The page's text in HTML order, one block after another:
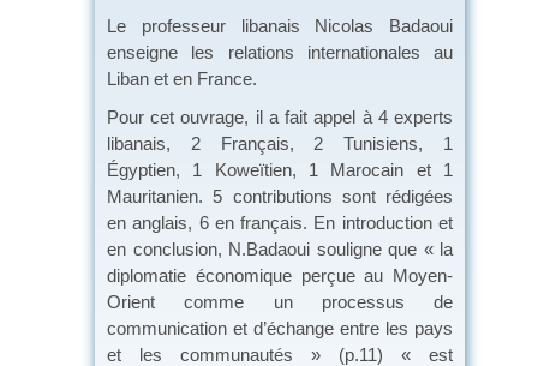
Le professeur libanais Nicolas Badaoui
enseigne les relations internationales au
Liban et en France.
Pour cet ouvrage, il a fait appel à 4 experts
libanais, 2 Français, 2 Tunisiens, 1
Égyptien, 1 Koweïtien, 1 Marocain et 1
Mauritanien. 5 contributions sont rédigées
en anglais, 6 en français. En introduction et
en conclusion, N.Badaoui souligne que « la
diplomatie économique perçue au Moyen-
Orient comme un processus de
communication et d’échange entre les pays
et les communautés » (p.11) « est